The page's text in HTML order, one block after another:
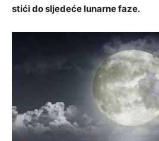
stići do sljedeće lunarne faze.